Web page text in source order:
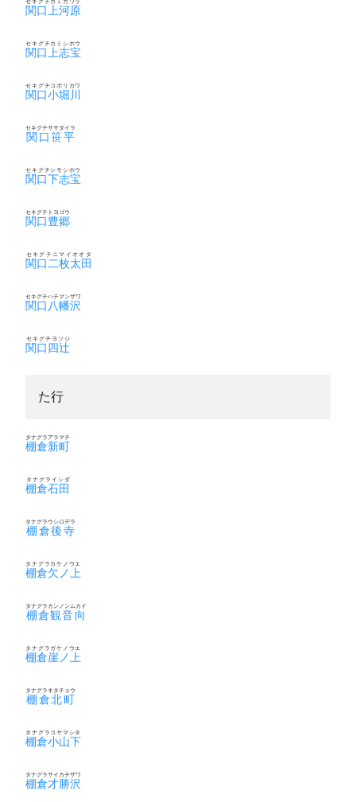
関口上河原
関口上志宝
セキグチカミシホウ
関口小堀川
セキグチコボリカワ
関口笹平
セキグチササダイラ
関口下志宝
セキグチシモシホウ
関口豊郷
セキグチトヨゴウ
関口二枚太田
セキグチニマイオオタ
関口八幡沢
セキグチハチマンザワ
関口四辻
セキグチヨツジ
た行
棚倉新町
タナグラアラマチ
棚倉石田
タナグライシダ
棚倉後寺
タナグラウシロデラ
棚倉欠ノ上
タナグラカケノウエ
棚倉観音向
タナグラカンノンムカイ
棚倉崖ノ上
タナグラガケノウエ
棚倉北町
タナグラキタチョウ
棚倉小山下
タナグラコヤマシタ
棚倉才勝沢
タナグラサイカチザワ